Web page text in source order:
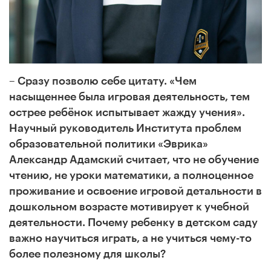
– Сразу позволю себе цитату. «Чем
насыщеннее была игровая деятельность, тем
острее ребёнок испытывает жажду учения».
Научный руководитель Института проблем
образовательной политики «Эврика»
Александр Адамский считает, что не обучение
чтению, не уроки математики, а полноценное
проживание и освоение игровой детальности в
дошкольном возрасте мотивирует к учебной
деятельности. Почему ребенку в детском саду
важно научиться играть, а не учиться чему-то
более полезному для школы?